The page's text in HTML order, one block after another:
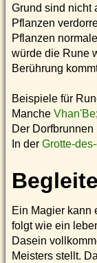
Grund sind nicht
Pflanzen
Pflanzen
würde die Rune
Berührung
Beispiele für
Manche Vhan'Be;
Der Dorfbrunnen
In der Grotte-
Ein Magier kann
folgt wie ein
Dasein
Meisters stellt.